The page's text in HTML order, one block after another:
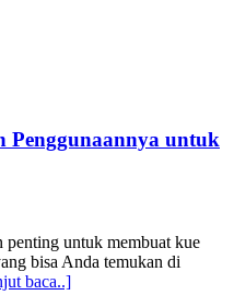
Penggunaannya untuk
penting untuk membuat kue
bisa Anda temukan di
baca..]